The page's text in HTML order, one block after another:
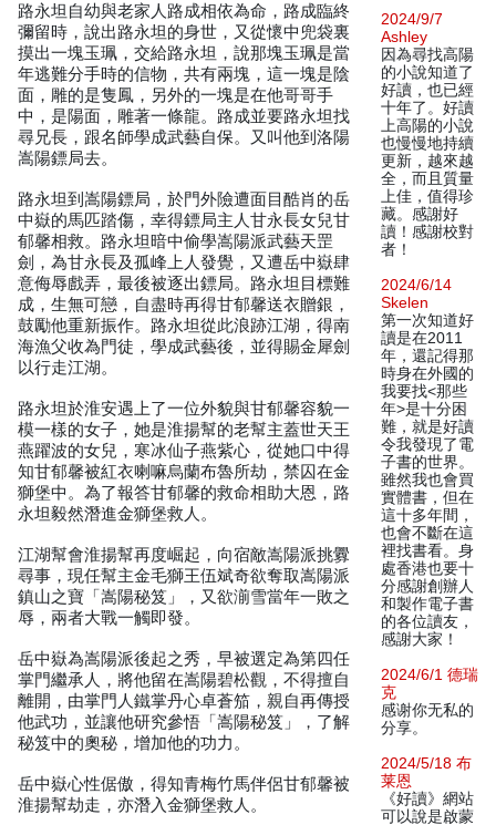
路永坦自幼與老家人路成相依為命，路成臨終
彌留時，說出路永坦的身世，又從懷中兜袋裏
摸出一塊玉珮，交給路永坦，說那塊玉珮是當
年逃難分手時的信物，共有兩塊，這一塊是陰
面，雕的是隻鳳，另外的一塊是在他哥哥手
中，是陽面，雕著一條龍。路成並要路永坦找
尋兄長，跟名師學成武藝自保。又叫他到洛陽
嵩陽鏢局去。
路永坦到嵩陽鏢局，於門外險遭面目酷肖的岳
中嶽的馬匹踏傷，幸得鏢局主人甘永長女兒甘
郁馨相救。路永坦暗中偷學嵩陽派武藝天罡
劍，為甘永長及孤峰上人發覺，又遭岳中嶽肆
意侮辱戲弄，最後被逐出鏢局。路永坦目標難
成，生無可戀，自盡時再得甘郁馨送衣贈銀，
鼓勵他重新振作。路永坦從此浪跡江湖，得南
海漁父收為門徒，學成武藝後，並得賜金犀劍
以行走江湖。
路永坦於淮安遇上了一位外貌與甘郁馨容貌一
模一樣的女子，她是淮揚幫的老幫主蓋世天王
燕躍波的女兒，寒冰仙子燕紫心，從她口中得
知甘郁馨被紅衣喇嘛烏蘭布魯所劫，禁囚在金
獅堡中。為了報答甘郁馨的救命相助大恩，路
永坦毅然潛進金獅堡救人。
江湖幫會淮揚幫再度崛起，向宿敵嵩陽派挑釁
尋事，現任幫主金毛獅王伍斌奇欲奪取嵩陽派
鎮山之寶「嵩陽秘笈」，又欲湔雪當年一敗之
辱，兩者大戰一觸即發。
岳中嶽為嵩陽派後起之秀，早被選定為第四任
掌門繼承人，將他留在嵩陽碧松觀，不得擅自
離開，由掌門人鐵掌丹心卓蒼笳，親自再傳授
他武功，並讓他研究參悟「嵩陽秘笈」，了解
秘笈中的奧秘，增加他的功力。
岳中嶽心性倨傲，得知青梅竹馬伴侶甘郁馨被
淮揚幫劫走，亦潛入金獅堡救人。
2024/9/7
Ashley
因為尋找高陽
的小說知道了
好讀，也已經
十年了。好讀
上高陽的小說
也慢慢地持續
更新，越來越
全，而且質量
上佳，值得珍
藏。感謝好
讀！感謝校對
者！
2024/6/14
Skelen
第一次知道好
讀是在2011
年，還記得那
時身在外國的
我要找<那些
年>是十分困
難，就是好讀
令我發現了電
子書的世界。
雖然我也會買
實體書，但在
這十多年間，
也會不斷在這
裡找書看。身
處香港也要十
分感謝創辦人
和製作電子書
的各位讀友，
感謝大家！
2024/6/1 德瑞
克
感谢你无私的
分享。
2024/5/18 布
莱恩
《好讀》網站
可以說是啟蒙